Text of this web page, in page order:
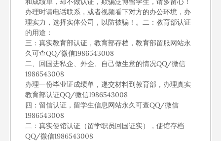
办理时请电话联系，或者视频看下对方的办公环境，办
理实力，选择实体公司，以防被骗！。二：教育部认证
的用途：
三：真实教育部认证，教育部存档，教育部留服网站永
久可查QQ/微信1986543008
二、回国进私企、外企、自己做生意的情况QQ/微信
1986543008
办理一份毕业证成绩单，递交材料到教育部，办理真实
教育部认证QQ/微信1986543008
四：留信认证，留学生信息网站永久可查QQ/微信
1986543008
二：真实使馆认证（留学职员回国证实），使馆存档
QQ/微信1986543008